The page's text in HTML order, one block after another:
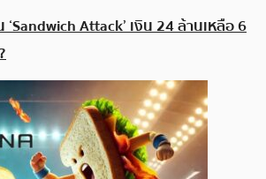
‘Sandwich Attack’ เงิน 24 ล้านเหลือ 6